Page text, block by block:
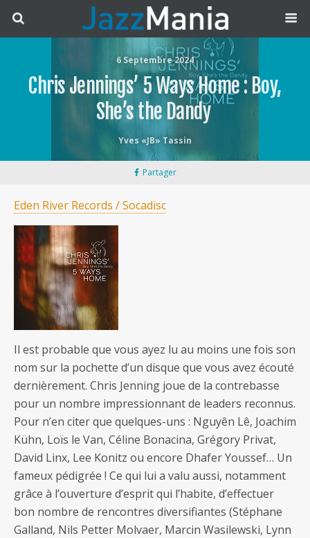
6 Septembre 2024
Chris Jennings’ 5 Ways Home : Boy,
She’s the Dandy
Yves «JB» Tassin
Partager
Eden River Records / Socadisc
Il est probable que vous ayez lu au moins une fois son
nom sur la pochette d’un disque que vous avez écouté
dernièrement. Chris Jenning joue de la contrebasse
pour un nombre impressionnant de leaders reconnus.
Pour n’en citer que quelques-uns : Nguyên Lê, Joachim
Kühn, Loïs le Van, Céline Bonacina, Grégory Privat,
David Linx, Lee Konitz ou encore Dhafer Youssef… Un
fameux pédigrée ! Ce qui lui a valu aussi, notamment
grâce à l’ouverture d’esprit qui l’habite, d’effectuer
bon nombre de rencontres diversifiantes (Stéphane
Galland, Nils Petter Molvaer, Marcin Wasilewski, Lynn